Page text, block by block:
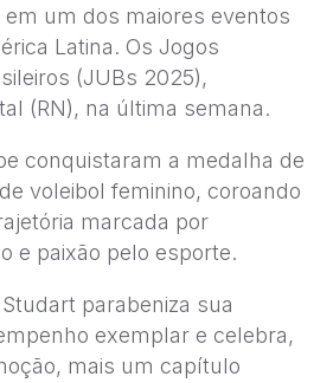
um dos maiores eventos
Latina. Os Jogos
(JUBs 2025),
(RN), na última semana.
conquistaram a medalha de
voleibol feminino, coroando
marcada por
e paixão pelo esporte.
parabeniza sua
exemplar e celebra,
mais um capítulo